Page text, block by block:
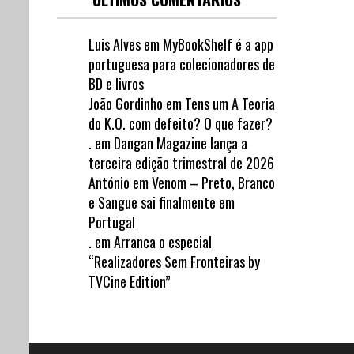
Luis Alvesem MyBookShelf é a app
portuguesa para colecionadores de
BD e livros
João Gordinho em Tens um A Teoria
do K.O. com defeito? O que fazer?
. em Dangan Magazine lança a
terceira edição trimestral de 2026
António emVenom – Preto, Branco
e Sangue sai finalmente em
Portugal
. emArranca o especial
“Realizadores Sem Fronteiras by
TVCine Edition”